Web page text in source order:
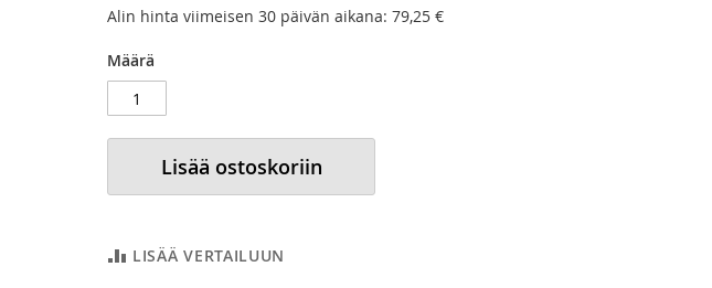
Alin hinta viimeisen 30 päivän aikana: 79,25 €
Määrä
Lisää ostoskoriin
LISÄÄ VERTAILUUN